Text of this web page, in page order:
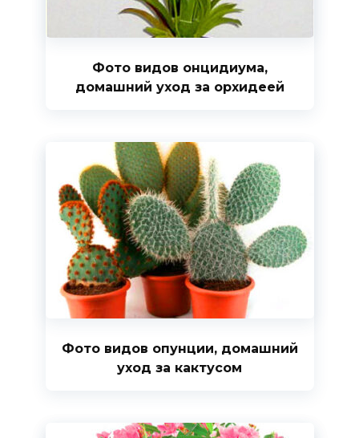
Фото видов онцидиума,
домашний уход за орхидеей
Фото видов опунции, домашний
уход за кактусом